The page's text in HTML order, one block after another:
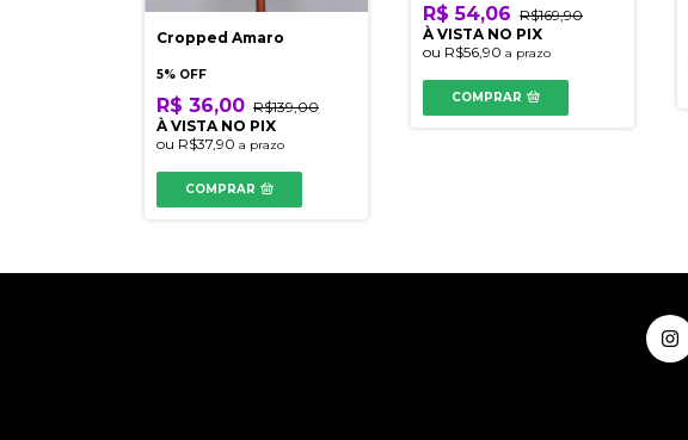
Cropped Amaro
5% OFF
R$ 36,00 R$139,00
À VISTA NO PIX
ou R$37,90 a prazo
COMPRAR
R$ 54,06 R$169,90
À VISTA NO PIX
ou R$56,90a prazo
COMPRAR